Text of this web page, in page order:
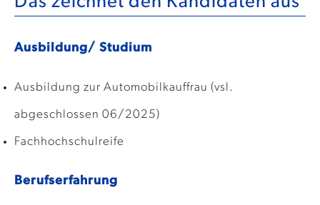
Ausbildung/ Studium
Ausbildung zur Automobilkauffrau (vsl.
abgeschlossen 06/2025)
Fachhochschulreife
Berufserfahrung